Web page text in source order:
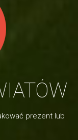
prezent lub